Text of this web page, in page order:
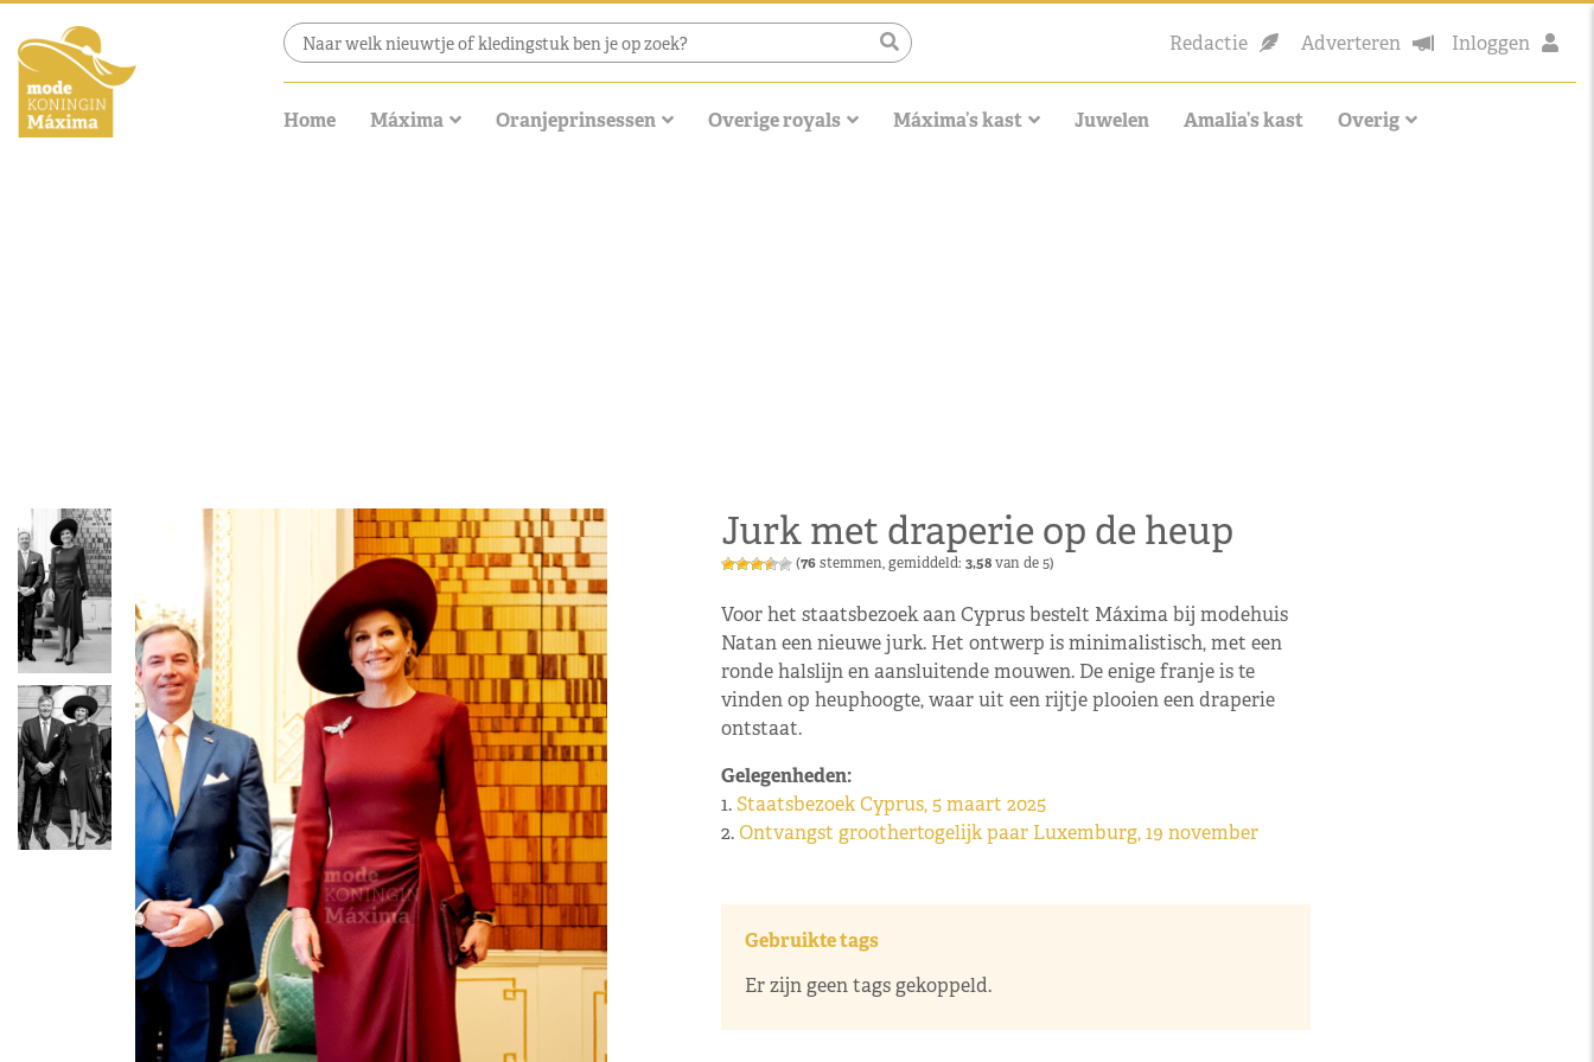
Redactie Adverteren Inloggen
Home Máxima Oranjeprinsessen Overige royals Máxima’s kast Juwelen Amalia’s kast Overig
Jurk met draperie op de heup
(76stemmen, gemiddeld: 3,58van de 5)
Voor het staatsbezoek aan Cyprus bestelt Máxima bij modehuis
Natan een nieuwe jurk. Het ontwerp is minimalistisch, met een
ronde halslijn en aansluitende mouwen. De enige franje is te
vinden op heuphoogte, waar uit een rijtje plooien een draperie
ontstaat.
Gelegenheden:
1. Staatsbezoek Cyprus, 5 maart 2025
2.Ontvangst groothertogelijk paar Luxemburg, 19 november
Gebruikte tags
Er zijn geen tags gekoppeld.